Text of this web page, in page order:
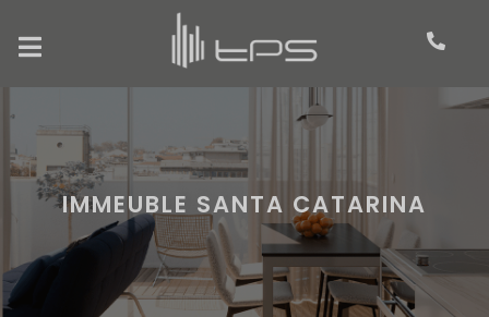
IMMEUBLE SANTA CATARINA